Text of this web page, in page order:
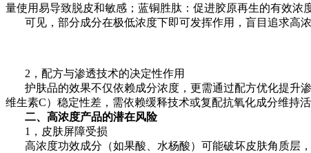
量使用易导致脱皮和敏感；蓝铜胜肽：促进胶原再生的有效浓
可见，部分成分在极低浓度下即可发挥作用，盲目追求高浓
2，配方与渗透技术的决定性作用
护肤品的效果不仅依赖成分浓度，更需通过配方优化提升渗
维生素C）稳定性差，需依赖缓释技术或复配抗氧化成分维持活
二、高浓度产品的潜在风险
1，皮肤屏障受损
高浓度功效成分（如果酸、水杨酸）可能破坏皮肤角质层，